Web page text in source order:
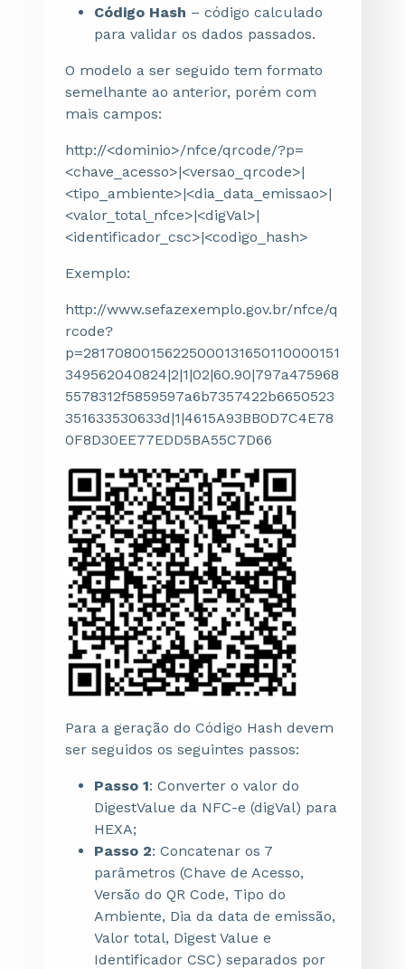
Código Hash – código calculado
para validar os dados passados.
O modelo a ser seguido tem formato
semelhante ao anterior, porém com
mais campos:
http://<dominio>/nfce/qrcode/?p=
<chave_acesso>|<versao_qrcode>|
<tipo_ambiente>|<dia_data_emissao>|
<valor_total_nfce>|<digVal>|
<identificador_csc>|<codigo_hash>
Exemplo:
http://www.sefazexemplo.gov.br/nfce/q
rcode?
p=28170800156225000131650110000151
349562040824|2|1|02|60.90|797a475968
5578312f5859597a6b7357422b6650523
351633530633d|1|4615A93BB0D7C4E78
0F8D30EE77EDD5BA55C7D66
Para a geração do Código Hash devem
ser seguidos os seguintes passos:
Passo 1: Converter o valor do
DigestValue da NFC-e (digVal) para
HEXA;
Passo 2: Concatenar os 7
parâmetros (Chave de Acesso,
Versão do QR Code, Tipo do
Ambiente, Dia da data de emissão,
Valor total, Digest Value e
Identificador CSC) separados por